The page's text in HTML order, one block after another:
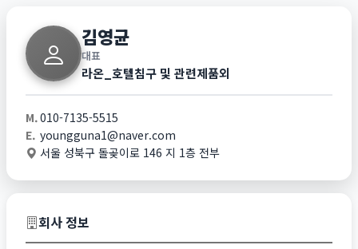
김영균
대표
라온_호텔침구 및 관련제품외
M.010-7135-5515
E. youngguna1@naver.com
서울 성북구 돌곶이로 146 지 1층 전부
회사 정보